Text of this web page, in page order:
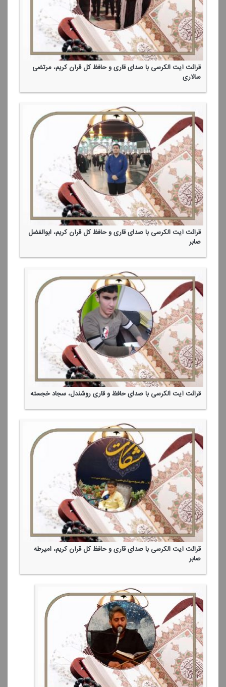
قرائت آیت الكرسی با صدای قاری و حافظ كل قرآن كریم، مرتضی
سالاری
قرائت آیت الكرسی با صدای قاری و حافظ كل قرآن كریم، ابوالفضل
صابر
قرائت آیت الكرسی با صدای حافظ و قاری روشندل، سجاد خجسته
قرائت آیت الكرسی با صدای قاری و حافظ كل قرآن كریم، امیر‌طه
صابر